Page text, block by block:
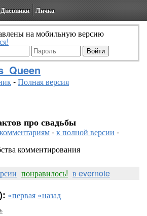
Дневники Личка
на мобильную версию
-Полная версия
про свадьбы
-к полной версии -
комментирования
понравилось! в evernote
«первая «назад